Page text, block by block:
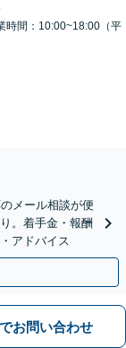
時間：10:00~18:00（平
メール相談が便
。着手金・報酬
アドバイス
お問い合わせ